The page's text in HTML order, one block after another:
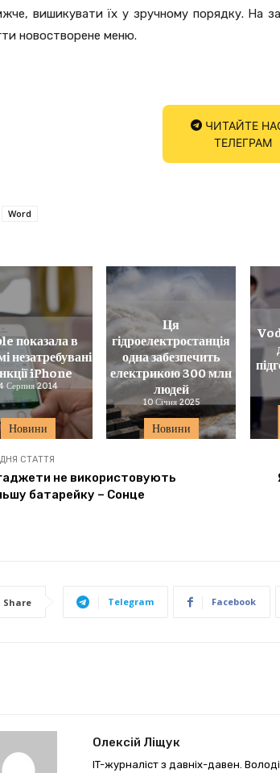
вишикувати їх у зручному порядку. На
новостворене меню.
ЧИТАЙТЕ
ТЕЛЕГРАМ
Word
Новини
показала в
незатребувані
iPhone
Серпня 2014
Новини
Ця
гідроелектростанція
одна забезпечить
електрикою 300 млн
людей
10 Січня 2025
СТАТТЯ
не використовують
батарейку – Сонце
Share Telegram Facebook
Олексій Ліщук
IT-журналіст з давніх-давен.